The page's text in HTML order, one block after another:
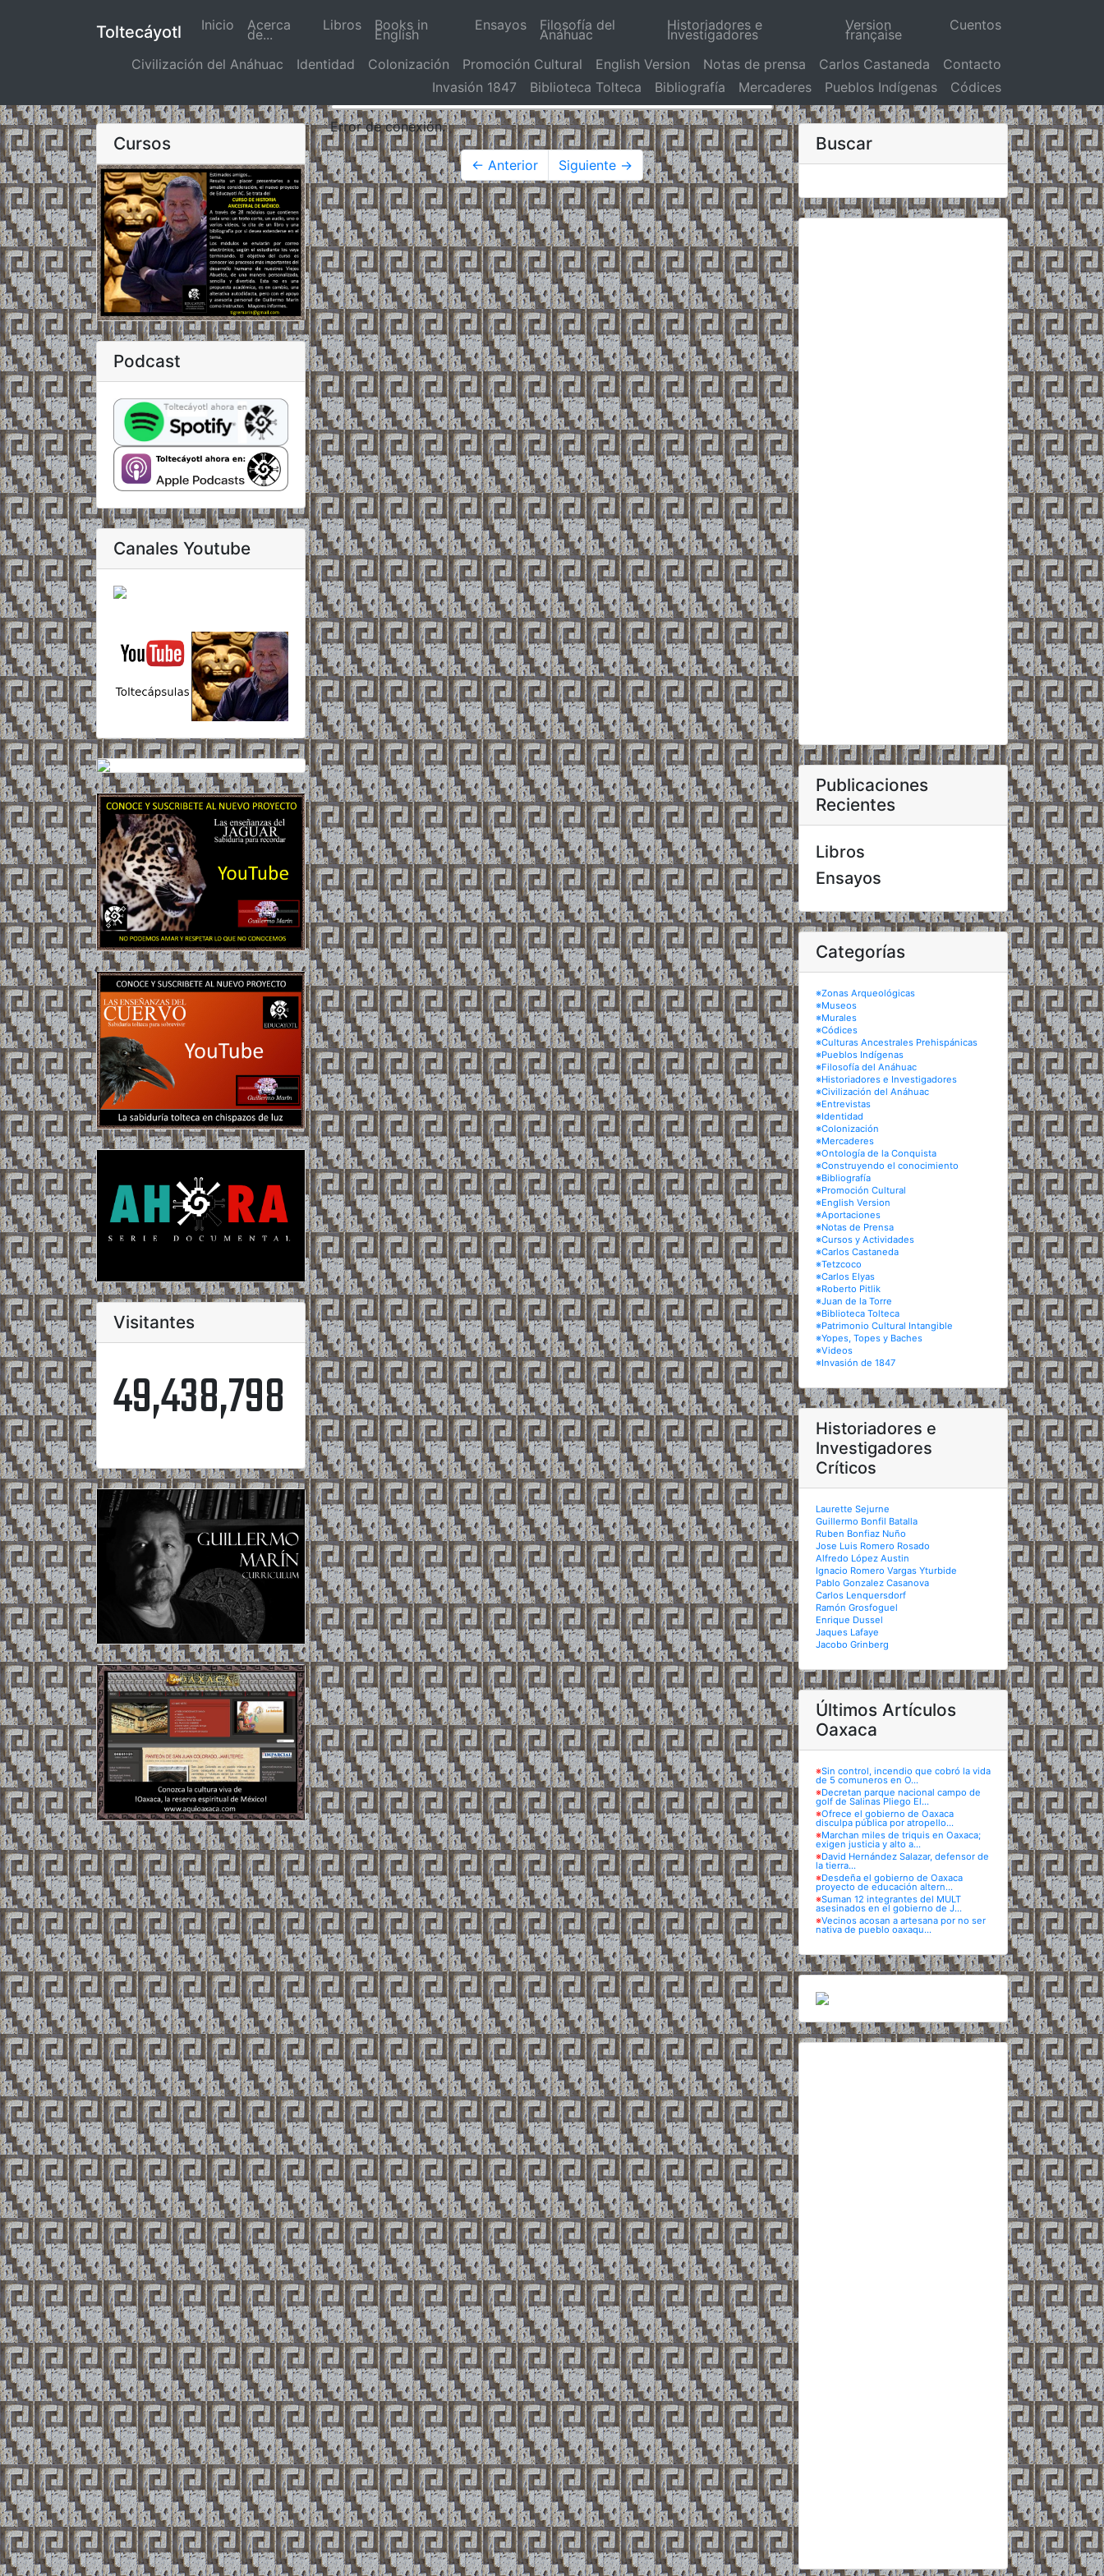
Toltecáyotl Inicio (actual)
Acerca
de...
Libros Books in
English
Ensayos Filosofía del
Anáhuac
Historiadores e
Investigadores
Version
française
Cuentos
Civilización del Anáhuac Identidad Colonización Promoción Cultural English Version Notas de prensa Carlos Castaneda
Contacto
Invasión 1847
Biblioteca Tolteca Bibliografía Mercaderes Pueblos Indígenas Códices
Cursos
Podcast
Canales Youtube
Visitantes
49,438,798
Error de conexión.
← Anterior Siguiente →
Buscar
Publicaciones
Recientes
Libros
Ensayos
Categorías
※Zonas Arqueológicas
※Museos
※Murales
※Códices
※Culturas Ancestrales Prehispánicas
※Pueblos Indígenas
※Filosofía del Anáhuac
※Historiadores e Investigadores
※Civilización del Anáhuac
※Entrevistas
※Identidad
※Colonización
※Mercaderes
※Ontología de la Conquista
※Construyendo el conocimiento
※Bibliografía
※Promoción Cultural
※English Version
※Aportaciones
※Notas de Prensa
※Cursos y Actividades
※Carlos Castaneda
※Tetzcoco
※Carlos Elyas
※Roberto Pitlik
※Juan de la Torre
※Biblioteca Tolteca
※Patrimonio Cultural Intangible
※Yopes, Topes y Baches
※Videos
※Invasión de 1847
Historiadores e
Investigadores
Críticos
Laurette Sejurne
Guillermo Bonfil Batalla
Ruben Bonfiaz Nuño
Jose Luis Romero Rosado
Alfredo López Austin
Ignacio Romero Vargas Yturbide
Pablo Gonzalez Casanova
Carlos Lenquersdorf
Ramón Grosfoguel
Enrique Dussel
Jaques Lafaye
Jacobo Grinberg
Últimos Artículos
Oaxaca
※Sin control, incendio que cobró la vida
de 5 comuneros en O...
※Decretan parque nacional campo de
golf de Salinas Pliego El...
※Ofrece el gobierno de Oaxaca
disculpa pública por atropello...
※Marchan miles de triquis en Oaxaca;
exigen justicia y alto a...
※David Hernández Salazar, defensor de
la tierra...
※Desdeña el gobierno de Oaxaca
proyecto de educación altern...
※Suman 12 integrantes del MULT
asesinados en el gobierno de J...
※Vecinos acosan a artesana por no ser
nativa de pueblo oaxaqu...